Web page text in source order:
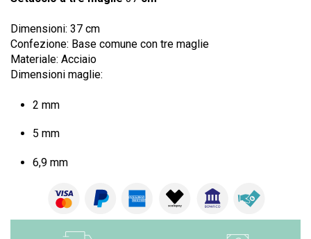
Dimensioni: 37 cm
Confezione: Base comune con tre maglie
Materiale: Acciaio
Dimensioni maglie:
2 mm
5 mm
6,9 mm